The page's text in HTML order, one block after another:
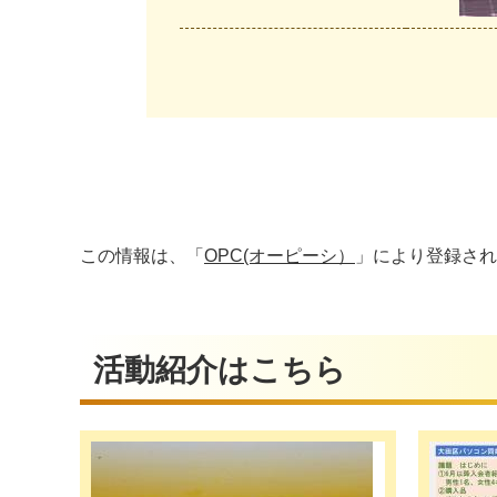
この情報は、「 OPC(オーピーシ） 」により登録さ
活動紹介はこちら